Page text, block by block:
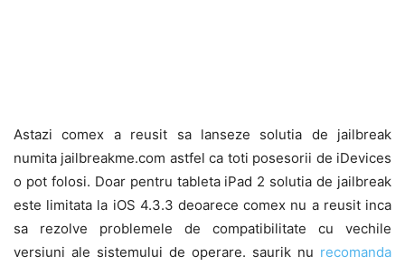
Astazi comex a reusit sa lanseze solutia de jailbreak
numita jailbreakme.com astfel ca toti posesorii de iDevices
o pot folosi. Doar pentru tableta iPad 2 solutia de jailbreak
este limitata la iOS 4.3.3 deoarece comex nu a reusit inca
sa rezolve problemele de compatibilitate cu vechile
versiuni ale sistemului de operare. saurik nu recomanda